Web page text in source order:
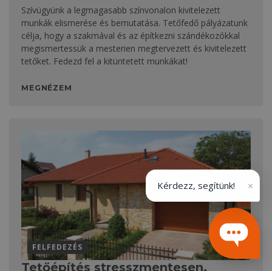
Szívügyünk a legmagasabb színvonalon kivitelezett
munkák elismerése és bemutatása. Tetőfedő pályázatunk
célja, hogy a szakmával és az építkezni szándékozókkal
megismertessük a mesterien megtervezett és kivitelezett
tetőket. Fedezd fel a kitüntetett munkákat!
MEGNÉZEM
FELFEDEZÉS
Tetőépítés stresszmentesen,
Kérdezz, segítünk! ×